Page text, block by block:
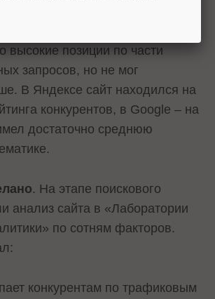
высокие позиции по части
запросов, но не мог
В Яндексе сайт находился на
конкурентов, в Google – на
достаточно среднюю
. На этапе поискового
анализ сайта в «Лаборатории
по сотням факторов.
конкурентам по трафиковым